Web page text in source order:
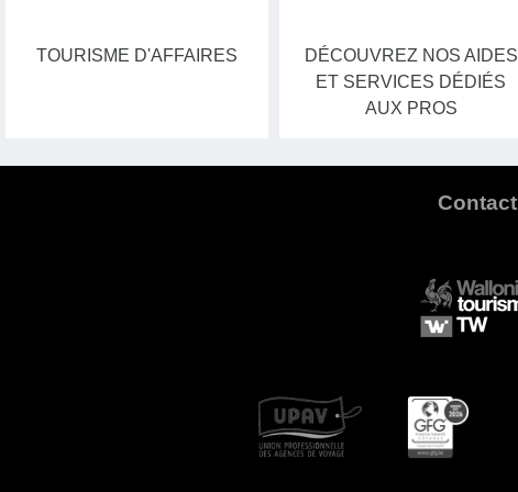
TOURISME D'AFFAIRES
DÉCOUVREZ NOS AIDES
ET SERVICES DÉDIÉS
AUX PROS
Contact